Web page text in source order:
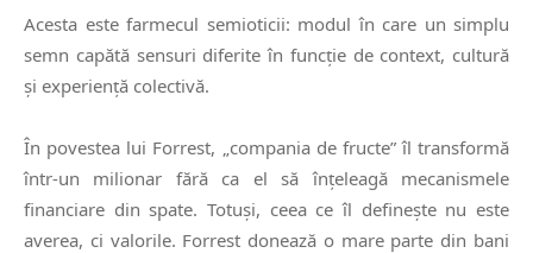
Acesta este farmecul semioticii: modul în care un simplu
semn capătă sensuri diferite în funcție de context, cultură
și experiență colectivă.
În povestea lui Forrest, „compania de fructe” îl transformă
într-un milionar fără ca el să înțeleagă mecanismele
financiare din spate. Totuși, ceea ce îl definește nu este
averea, ci valorile. Forrest donează o mare parte din bani